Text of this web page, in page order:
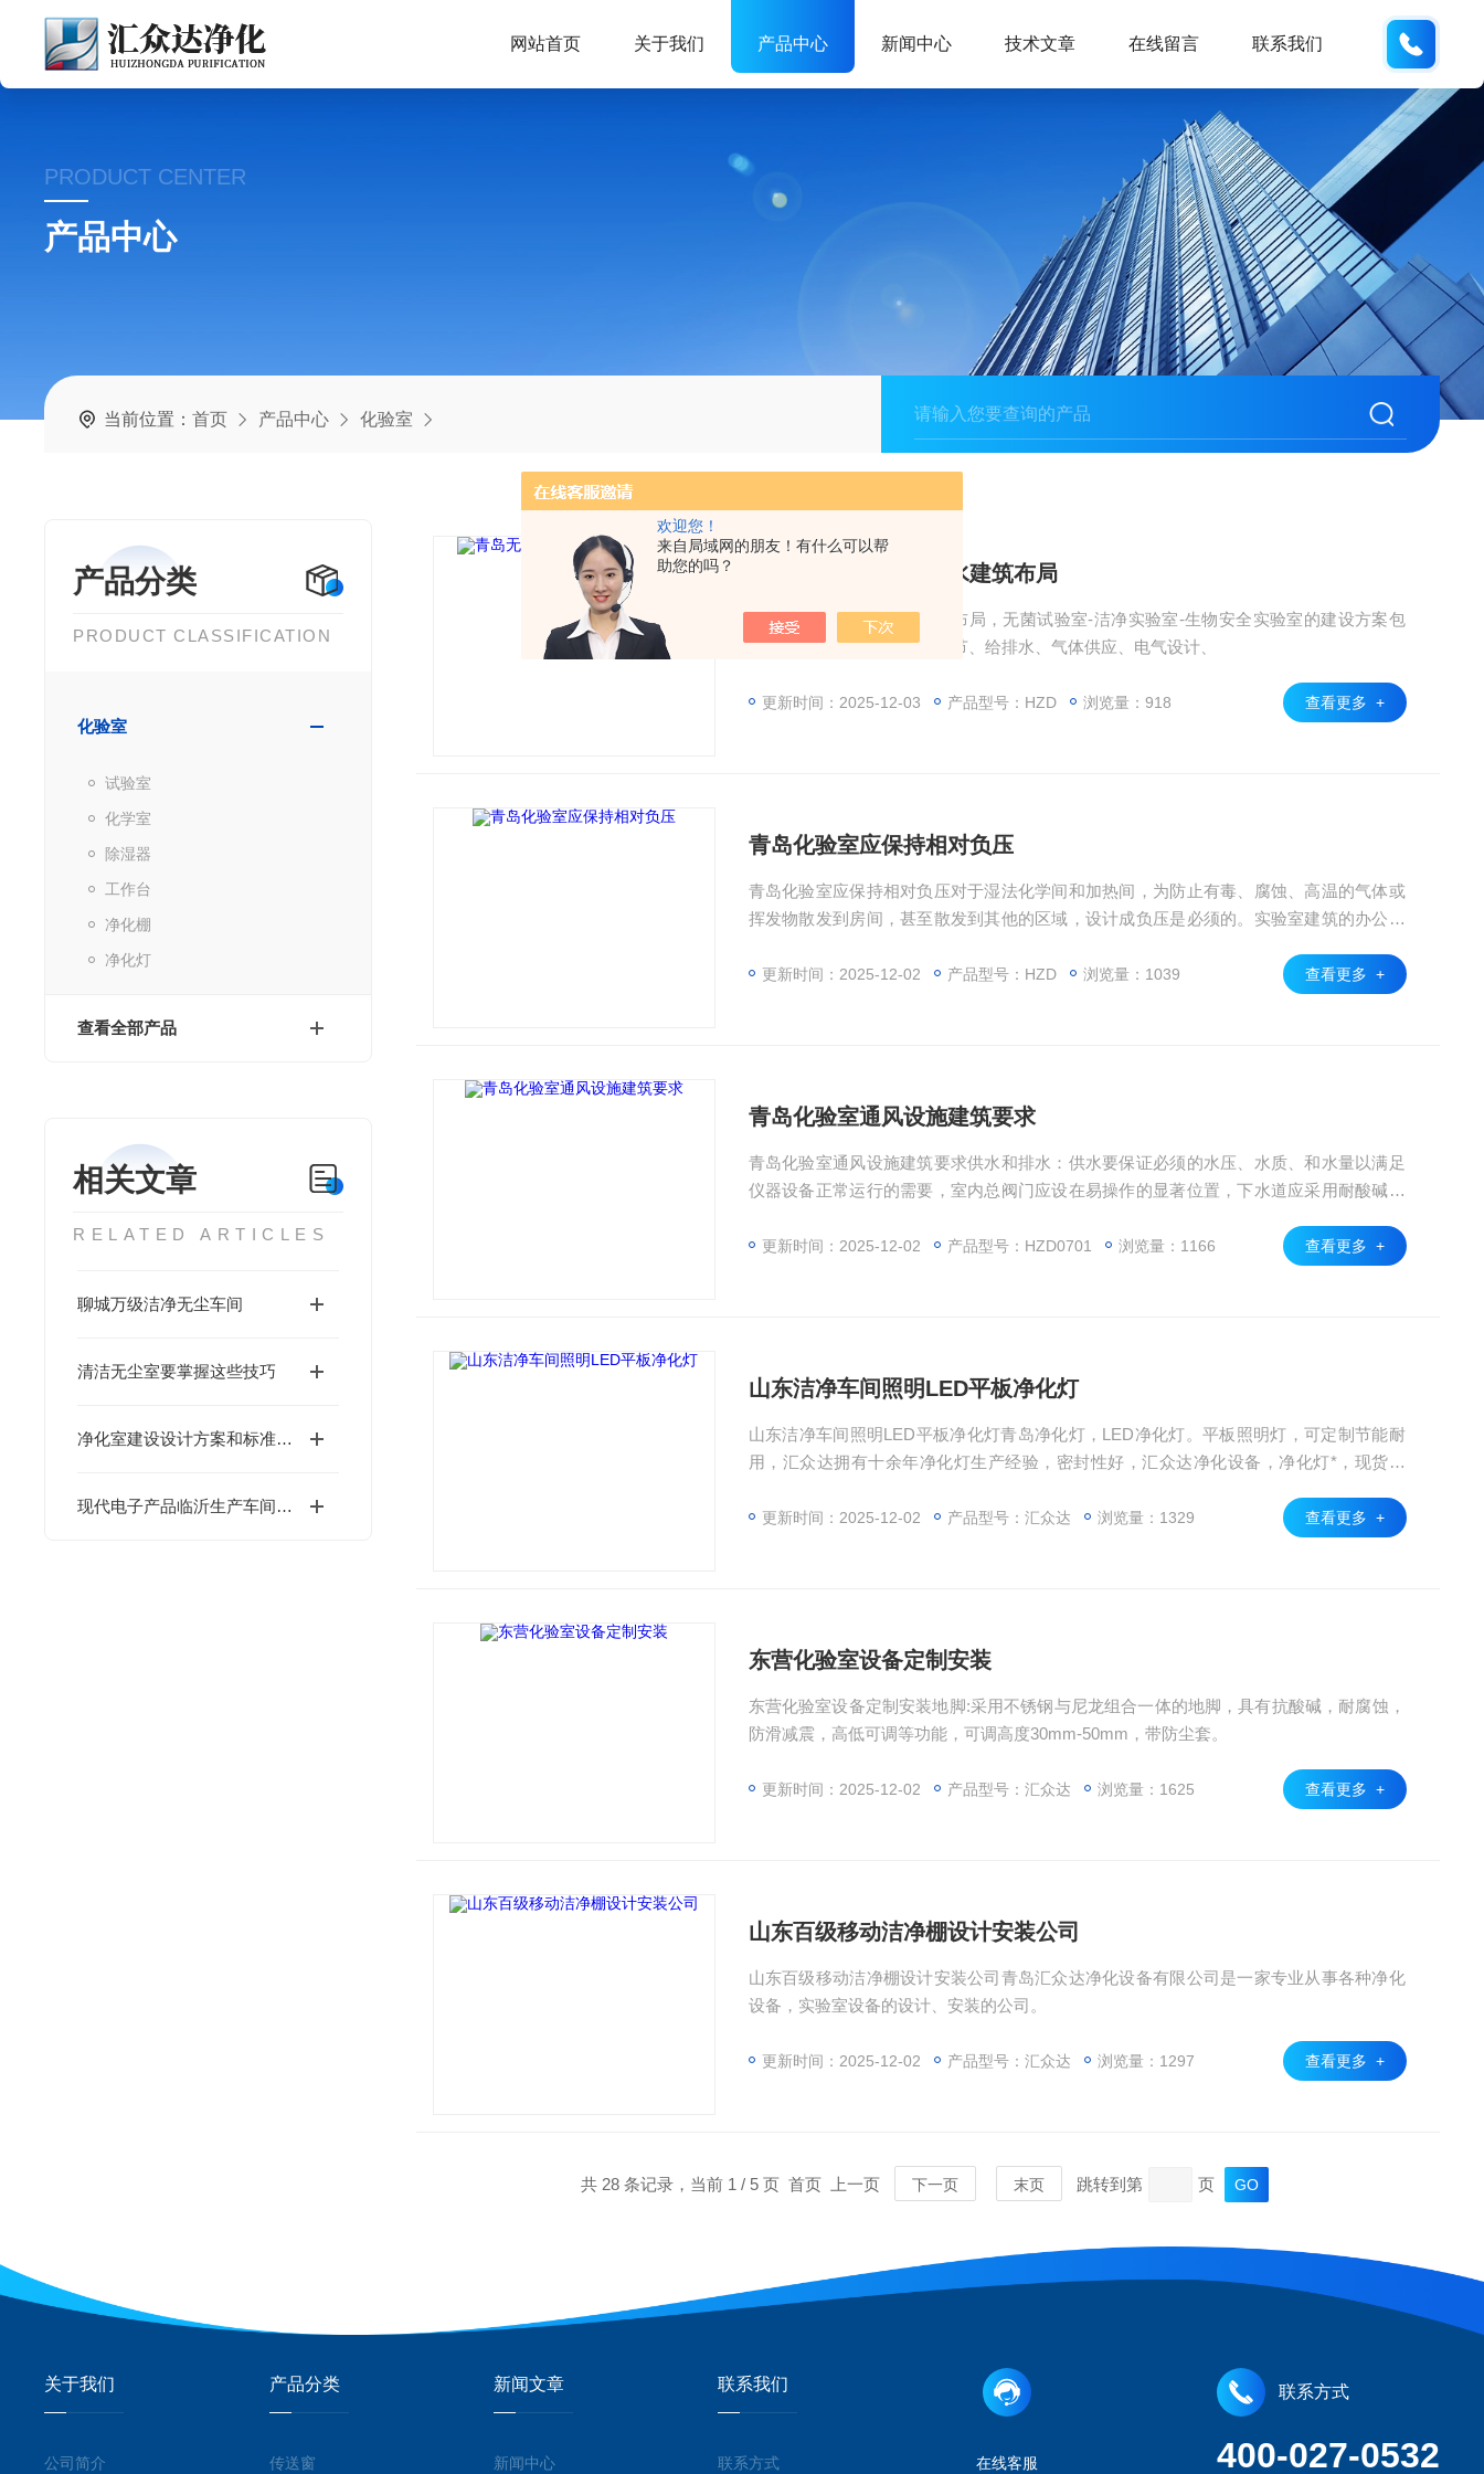
欢迎您！
来自局域网的朋友！有什么可以帮
助您的吗？
网站首页 关于我们 产品中心 新闻中心 技术文章 在线留言 联系我们
PRODUCT CENTER
产品中心
当前位置：首页 产品中心 化验室
产品分类
PRODUCT CLASSIFICATION
化验室
试验室
化学室
除湿器
工作台
净化棚
净化灯
查看全部产品
相关文章
RELATED ARTICLES
聊城万级洁净无尘车间
清洁无尘室要掌握这些技巧
净化室建设设计方案和标准是什么呢？
现代电子产品临沂生产车间建设噪音的控制
青岛无菌试验室给排水建筑布局
青岛无菌试验室给排水建筑布局，无菌试验室-洁净实验室-生物安全实验室的建设方案包
括:建筑布局和装修、空气调节、给排水、气体供应、电气设计、
更新时间：2025-12-03 产品型号：HZD 浏览量：918 查看更多 +
青岛化验室应保持相对负压
青岛化验室应保持相对负压对于湿法化学间和加热间，为防止有毒、腐蚀、高温的气体或
挥发物散发到房间，甚至散发到其他的区域，设计成负压是必须的。实验室建筑的办公区
更新时间：2025-12-02 产品型号：HZD 浏览量：1039 查看更多 +
青岛化验室通风设施建筑要求
青岛化验室通风设施建筑要求供水和排水：供水要保证必须的水压、水质、和水量以满足
仪器设备正常运行的需要，室内总阀门应设在易操作的显著位置，下水道应采用耐酸碱腐
更新时间：2025-12-02 产品型号：HZD0701 浏览量：1166 查看更多 +
山东洁净车间照明LED平板净化灯
山东洁净车间照明LED平板净化灯青岛净化灯，LED净化灯。平板照明灯，可定制节能耐
用，汇众达拥有十余年净化灯生产经验，密封性好，汇众达净化设备，净化灯*，现货现
更新时间：2025-12-02 产品型号：汇众达 浏览量：1329 查看更多 +
东营化验室设备定制安装
东营化验室设备定制安装地脚:采用不锈钢与尼龙组合一体的地脚，具有抗酸碱，耐腐蚀，
防滑减震，高低可调等功能，可调高度30mm-50mm，带防尘套。
更新时间：2025-12-02 产品型号：汇众达 浏览量：1625 查看更多 +
山东百级移动洁净棚设计安装公司
山东百级移动洁净棚设计安装公司青岛汇众达净化设备有限公司是一家专业从事各种净化
设备，实验室设备的设计、安装的公司。
更新时间：2025-12-02 产品型号：汇众达 浏览量：1297 查看更多 +
共 28 条记录，当前 1 / 5 页 首页 上一页 下一页 末页 跳转到第 页
关于我们
公司简介
产品分类
传送窗
新闻文章
新闻中心
联系我们
联系方式 在线客服
联系方式
400-027-0532